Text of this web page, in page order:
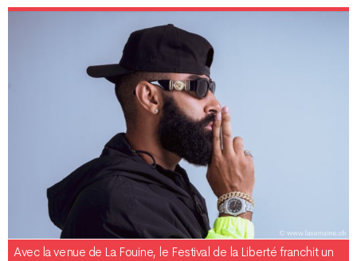
Avec la venue de La Fouine, le Festival de la Liberté franchit un